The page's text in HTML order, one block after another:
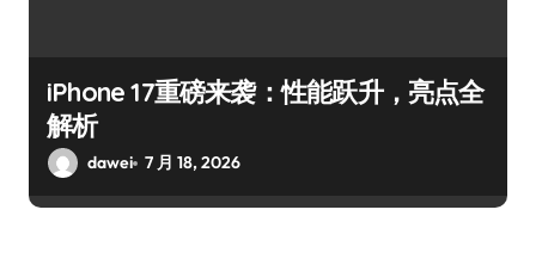
iPhone 17重磅来袭：性能跃升，亮点全
解析
dawei 7 月 18, 2026